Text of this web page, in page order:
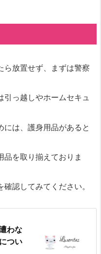
ら放置せず、まずは警察
引っ越しやホームセキュ
には、護身用品があると
品を取り揃えておりま
認してみてください。
わな
つい